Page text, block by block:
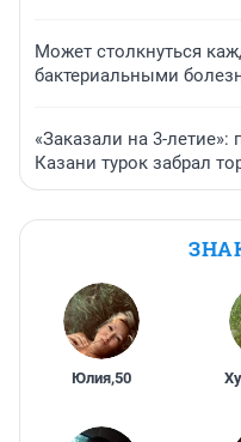
Может столкнуться
бактериальными
«Заказали на 3-
Казани турок забрал
Юлия,50